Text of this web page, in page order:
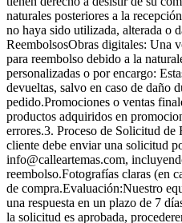
naturales posteriores a la
no haya sido utilizada, alterada o
ReembolsosObras digitales: Una
para reembolso debido a la
personalizadas o por encargo:
devueltas, salvo en caso de daño
pedido.Promociones o ventas
productos adquiridos en
errores.3. Proceso de Solicitud
cliente debe enviar una solicitud
info@calleartemas.com,
reembolso.Fotografías claras (en
de compra.Evaluación:Nuestro
una respuesta en un plazo de 7
la solicitud es aprobada,